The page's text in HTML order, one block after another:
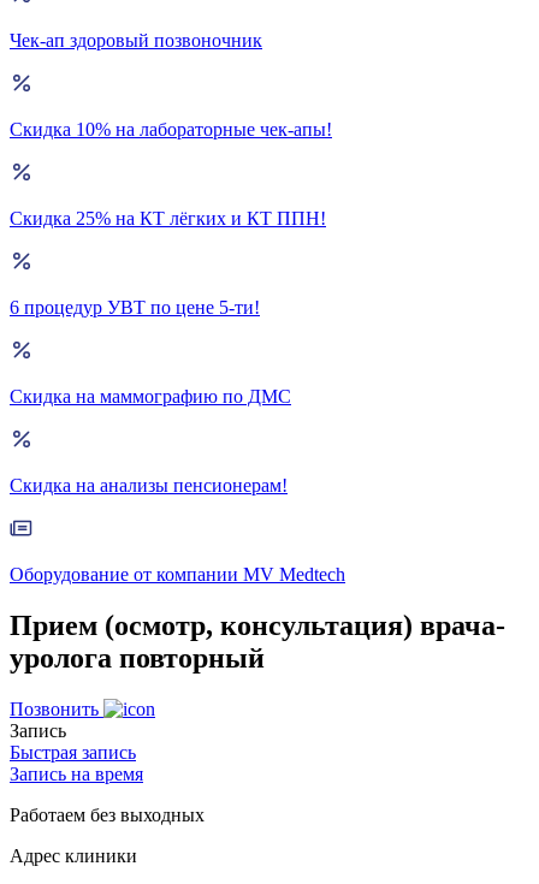
Чек-ап здоровый позвоночник
Скидка 10% на лабораторные чек-апы!
Скидка 25% на КТ лёгких и КТ ППН!
6 процедур УВТ по цене 5-ти!
Скидка на маммографию по ДМС
Скидка на анализы пенсионерам!
Оборудование от компании MV Medtech
Прием (осмотр, консультация) врача-
уролога повторный
Позвонить
Запись
Быстрая запись
Запись на время
Работаем без выходных
Адрес клиники